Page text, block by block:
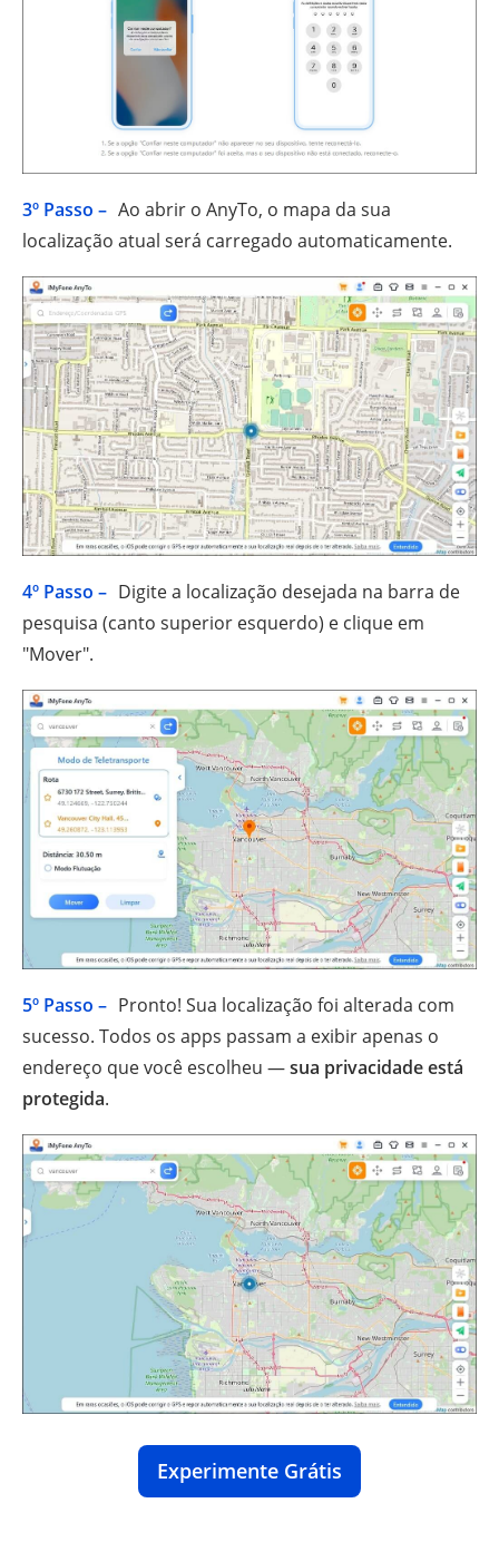
3º Passo – Ao abrir o AnyTo, o mapa da sua
localização atual será carregado automaticamente.
4º Passo – Digite a localização desejada na barra de
pesquisa (canto superior esquerdo) e clique em
"Mover".
5º Passo – Pronto! Sua localização foi alterada com
sucesso. Todos os apps passam a exibir apenas o
endereço que você escolheu —sua privacidade está
protegida.
Experimente Grátis